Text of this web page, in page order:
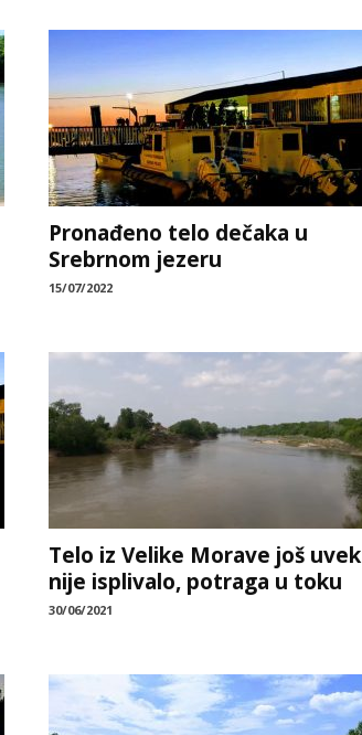
Pronađeno telo dečaka u
Srebrnom jezeru
15/07/2022
Telo iz Velike Morave još uvek
nije isplivalo, potraga u toku
30/06/2021